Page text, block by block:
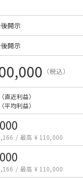
開示
開示
（税込）
（直近利益）
（平均利益）
/ 最高 ¥ 110,000
/ 最高 ¥ 110,000